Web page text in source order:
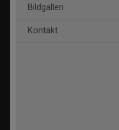
Bildgalleri
Kontakt